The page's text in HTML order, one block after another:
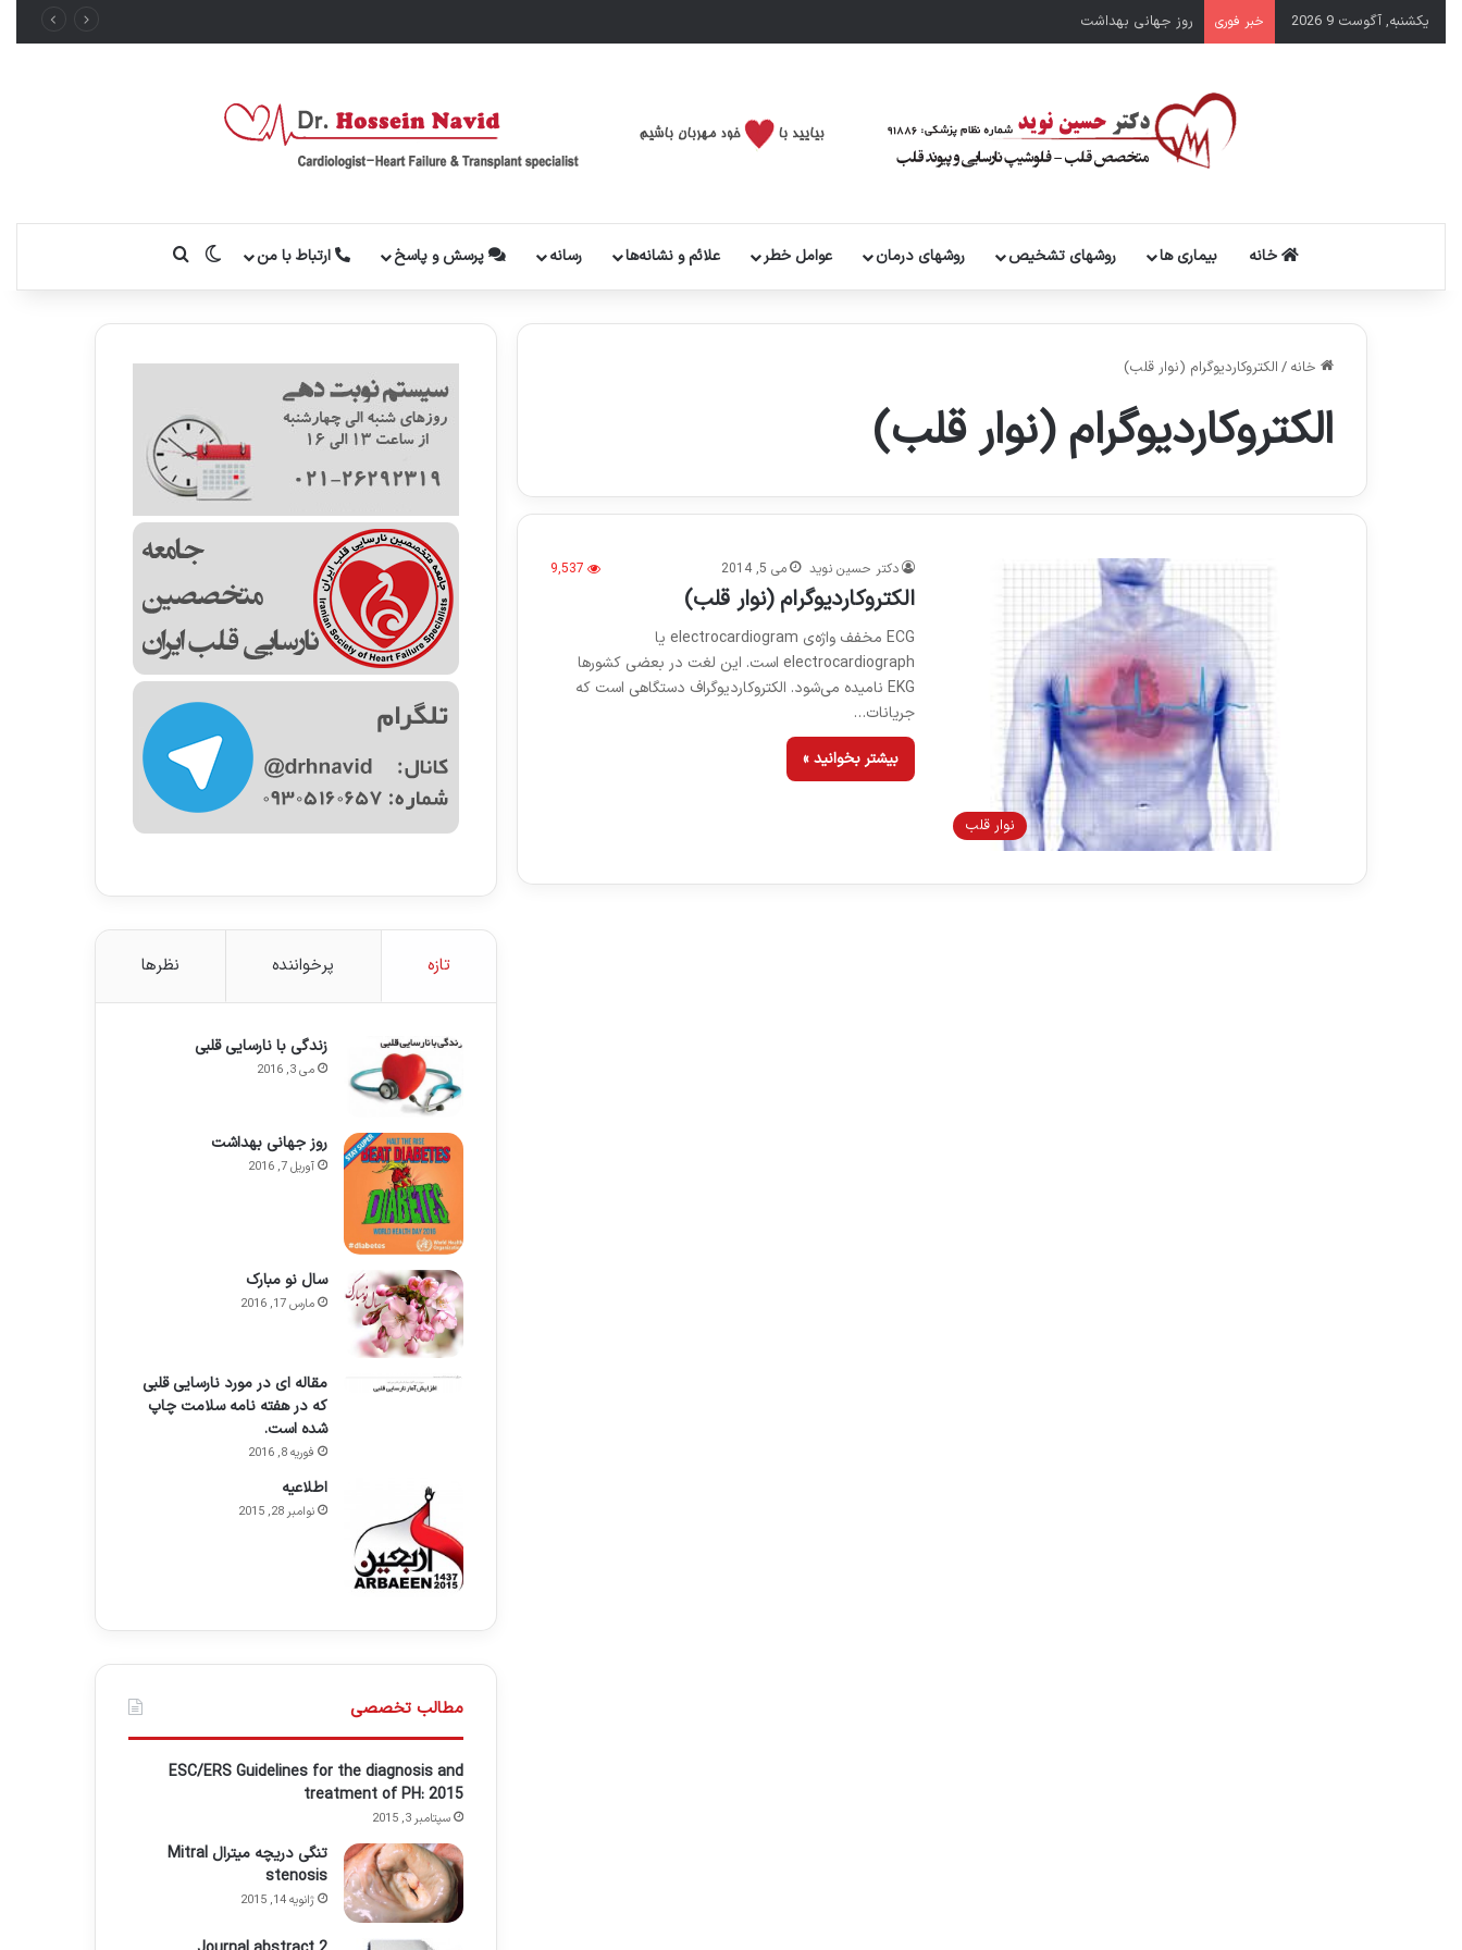
یکشنبه, آگوست 9 2026 خبر فوری روز جهانی بهداشت
خانه بیماری ها روشهای تشخیص روشهای درمان عوامل خطر علائم و نشانه‌ها رسانه پرسش و پاسخ ارتباط با من تغییر پوسته
خانه / الکتروکاردیوگرام (نوار قلب)
الکتروکاردیوگرام (نوار قلب)
نوار قلب
دکتر حسین نوید می 5, 2014 9,537
الکتروکاردیوگرام (نوار قلب)
ECG مخفف واژه‌ی electrocardiogram یا
electrocardiograph است. این لغت در بعضی کشورها
EKG نامیده می‌شود. الکتروکاردیوگراف دستگاهی است که
جریانات…
بیشتر بخوانید »
تازه پرخواننده نظرها
زندگی با نارسایی قلبی
می 3, 2016
روز جهانی بهداشت
آوریل 7, 2016
سال نو مبارک
مارس 17, 2016
مقاله ای در مورد نارسایی قلبی
که در هفته نامه سلامت چاپ
شده است.
فوریه 8, 2016
اطلاعيه
نوامبر 28, 2015
مطالب تخصصی
ESC/ERS Guidelines for the diagnosis and
treatment of PH: 2015
سپتامبر 3, 2015
تنگی دریچه میترال Mitral
stenosis
ژانویه 14, 2015